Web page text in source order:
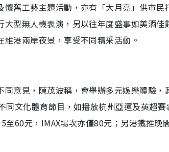
舊工藝主題活動，亦有「大月亮」供市
型無人機表演，另以往年度盛事如美酒
港兩岸夜景，享受不同精采活動。
意見，陳茂波稱，會舉辦多元娛樂體驗
同文化體育節目，如播放杭州亞運及英超
至60元，IMAX場次亦僅80元；另港鐵推晚